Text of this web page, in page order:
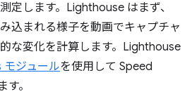
定します。Lighthouse はまず、
込まれる様子を動画でキャプチャ
な変化を計算します。Lighthouse
ジュールを使用して Speed
。